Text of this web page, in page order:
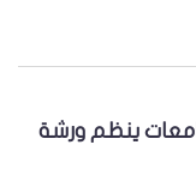
ينظم ورشة